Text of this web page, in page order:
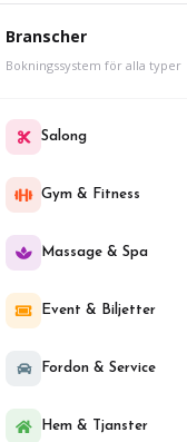
Branscher
Bokningssystem för alla typer
Salong
Gym & Fitness
Massage & Spa
Event & Biljetter
Fordon & Service
Hem & Tjanster